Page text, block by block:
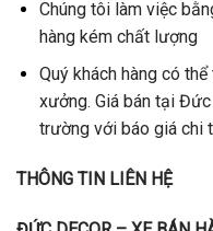
Chúng tôi làm việc
hàng kém chất lượng
Quý khách hàng có
xưởng. Giá bán tại
trường với báo giá chi
THÔNG TIN LIÊN HỆ